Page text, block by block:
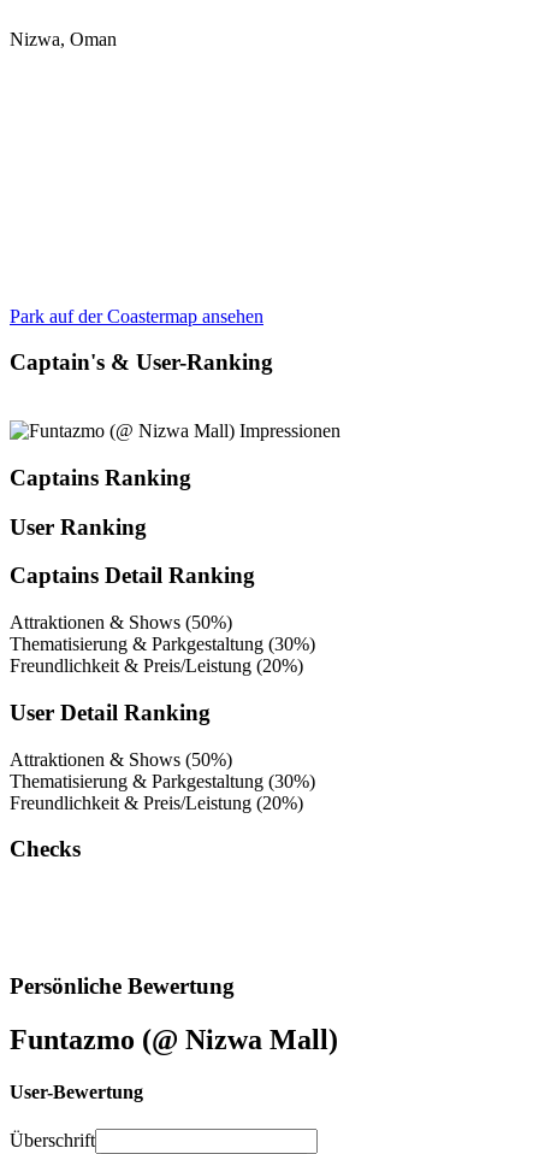
Nizwa, Oman
Park auf der Coastermap ansehen
Captain's & User-Ranking
Captains Ranking
User Ranking
Captains Detail Ranking
Attraktionen & Shows (50%)
Thematisierung & Parkgestaltung (30%)
Freundlichkeit & Preis/Leistung (20%)
User Detail Ranking
Attraktionen & Shows (50%)
Thematisierung & Parkgestaltung (30%)
Freundlichkeit & Preis/Leistung (20%)
Checks
Persönliche Bewertung
Funtazmo (@ Nizwa Mall)
User-Bewertung
Überschrift